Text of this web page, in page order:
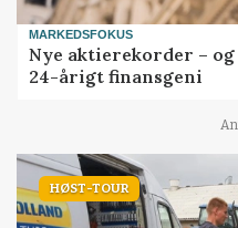
MARKEDSFOKUS
Nye aktierekorder –
24-årigt finansgeni
HØST-TOUR